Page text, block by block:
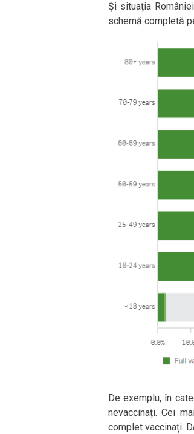
Și situația
schemă completă
De exemplu, în
nevaccinați. Cei
complet vaccinați.